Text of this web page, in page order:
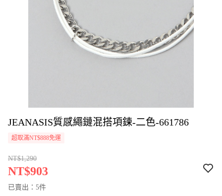
JEANASIS質感繩鏈混搭項鍊-二色-661786
超取滿NT$888免運
NT$1,290
NT$903
已賣出：5件